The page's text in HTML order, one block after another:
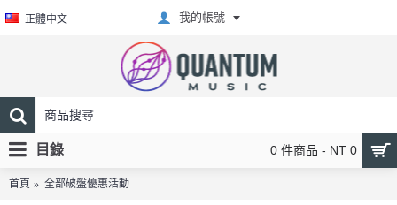
正體中文 我的帳號
0 件商品 - NT 0
目錄
首頁 全部破盤優惠活動